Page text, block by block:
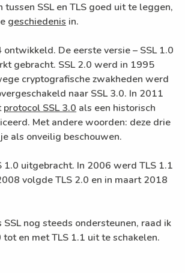
tussen SSL en TLS goed uit te leggen,
geschiedenis in.
De eerste versie – SSL 1.0
gebracht. SSL 2.0 werd in 1995
cryptografische zwakheden werd
naar SSL 3.0. In 2011
protocol SSL 3.0 als een historisch
Met andere woorden: deze drie
als onveilig beschouwen.
1.0 uitgebracht. In 2006 werd TLS 1.1
volgde TLS 2.0 en in maart 2018
nog steeds ondersteunen, raad ik
tot en met TLS 1.1 uit te schakelen.